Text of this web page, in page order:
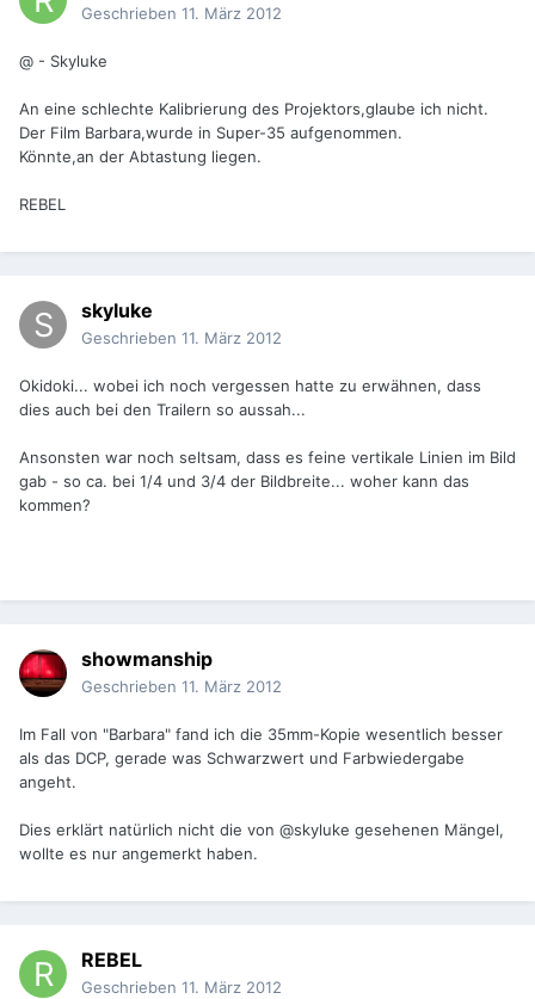
Geschrieben 11. März 2012
@ - Skyluke
An eine schlechte Kalibrierung des Projektors,glaube ich nicht.
Der Film Barbara,wurde in Super-35 aufgenommen.
Könnte,an der Abtastung liegen.
REBEL
skyluke
Geschrieben 11. März 2012
Okidoki... wobei ich noch vergessen hatte zu erwähnen, dass
dies auch bei den Trailern so aussah...
Ansonsten war noch seltsam, dass es feine vertikale Linien im Bild
gab - so ca. bei 1/4 und 3/4 der Bildbreite... woher kann das
kommen?
showmanship
Geschrieben 11. März 2012
Im Fall von "Barbara" fand ich die 35mm-Kopie wesentlich besser
als das DCP, gerade was Schwarzwert und Farbwiedergabe
angeht.
Dies erklärt natürlich nicht die von @skyluke gesehenen Mängel,
wollte es nur angemerkt haben.
REBEL
Geschrieben 11. März 2012